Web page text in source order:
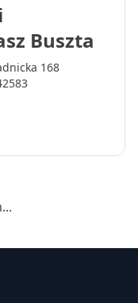
Buszta
168